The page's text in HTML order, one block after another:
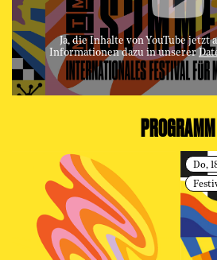
Ja, die Inhalte von YouTube jetzt
Informationen dazu in unserer
PROGRAMM
Do,